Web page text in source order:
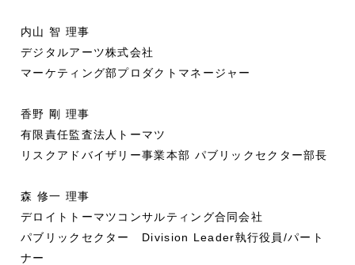
内山 智 理事
デジタルアーツ株式会社
マーケティング部プロダクトマネージャー
香野 剛 理事
有限責任監査法人トーマツ
リスクアドバイザリー事業本部 パブリックセクター部長
森 修一 理事
デロイトトーマツコンサルティング合同会社
パブリックセクター Division Leader執行役員/パート
ナー